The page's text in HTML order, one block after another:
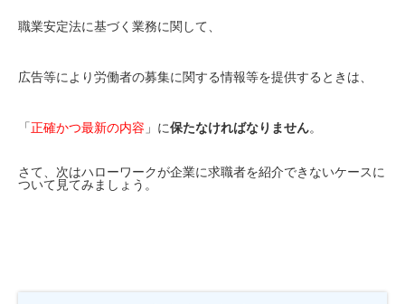
職業安定法に基づく業務に関して、
広告等により労働者の募集に関する情報等を提供するときは、
「正確かつ最新の内容 」に保たなければなりません。
さて、次はハローワークが企業に求職者を紹介できないケースに
ついて見てみましょう。